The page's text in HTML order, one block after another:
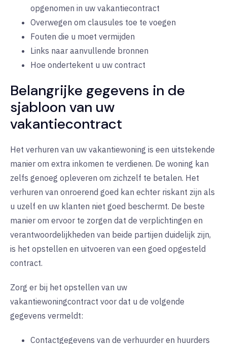
opgenomen in uw vakantiecontract
Overwegen om clausules toe te voegen
Fouten die u moet vermijden
Links naar aanvullende bronnen
Hoe ondertekent u uw contract
Belangrijke gegevens in de
sjabloon van uw
vakantiecontract
Het verhuren van uw vakantiewoning is een uitstekende
manier om extra inkomen te verdienen. De woning kan
zelfs genoeg opleveren om zichzelf te betalen. Het
verhuren van onroerend goed kan echter riskant zijn als
u uzelf en uw klanten niet goed beschermt. De beste
manier om ervoor te zorgen dat de verplichtingen en
verantwoordelijkheden van beide partijen duidelijk zijn,
is het opstellen en uitvoeren van een goed opgesteld
contract.
Zorg er bij het opstellen van uw
vakantiewoningcontract voor dat u de volgende
gegevens vermeldt:
Contactgegevens van de verhuurder en huurders